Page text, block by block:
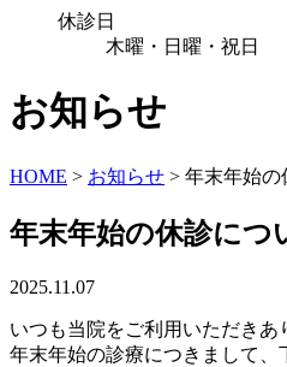
休診日
木曜・日曜・祝日
お知らせ
HOME > お知らせ > 年末年始の
年末年始の休診につ
2025.11.07
いつも当院をご利用いただきあ
年末年始の診療につきまして、